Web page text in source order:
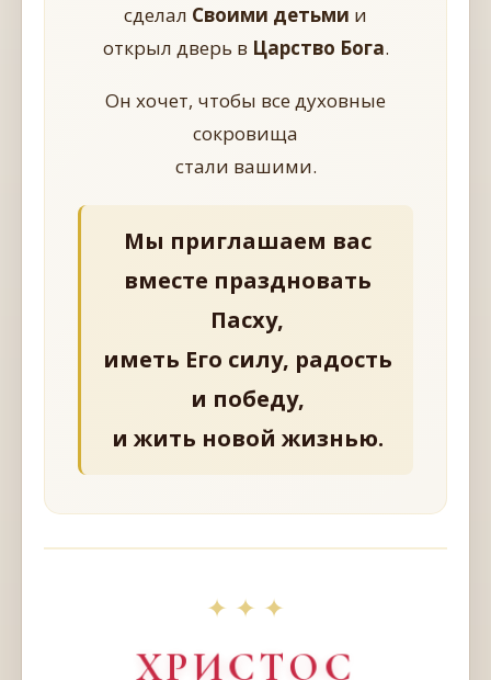
сделал Своими детьми и
открыл дверь в Царство Бога.
Он хочет, чтобы все духовные
сокровища
стали вашими.
Мы приглашаем вас
вместе праздновать
Пасху,
иметь Его силу, радость
и победу,
и жить новой жизнью.
✦ ✦ ✦
ХРИСТОС